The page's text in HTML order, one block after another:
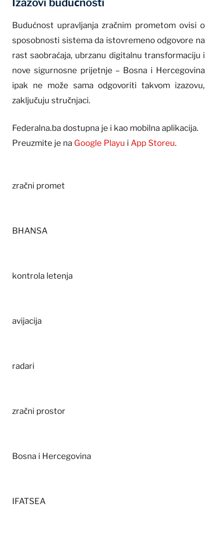
Budućnost upravljanja zračnim prometom ovisi o
sposobnosti sistema da istovremeno odgovore na
rast saobraćaja, ubrzanu digitalnu transformaciju i
nove sigurnosne prijetnje – Bosna i Hercegovina
ipak ne može sama odgovoriti takvom izazovu,
zaključuju stručnjaci.
Federalna.ba dostupna je i kao mobilna aplikacija.
Preuzmite je na Google Playu i App Storeu.
zračni promet
BHANSA
kontrola letenja
avijacija
radari
zračni prostor
Bosna i Hercegovina
IFATSEA